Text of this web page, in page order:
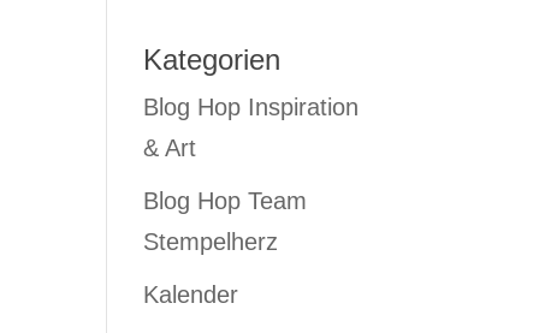
Kategorien
Blog Hop Inspiration
& Art
Blog Hop Team
Stempelherz
Kalender